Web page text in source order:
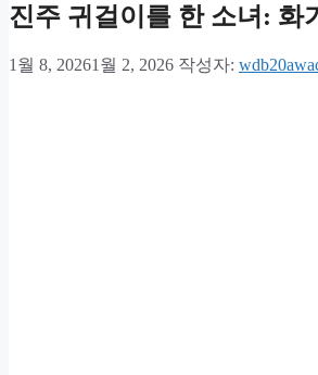
진주 귀걸이를 한 소녀: 화
1월 8, 20261월 2, 2026 작성자: